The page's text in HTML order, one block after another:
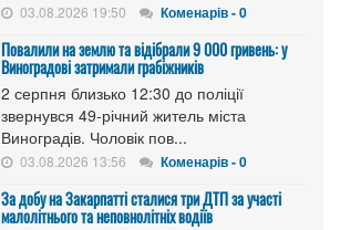
03.08.2026 19:50 Коменарів - 0
Повалили на землю та відібрали 9 000 гривень: у
Виноградові затримали грабіжників
2 серпня близько 12:30 до поліції
звернувся 49-річний житель міста
Виноградів. Чоловік пов...
03.08.2026 13:56 Коменарів - 0
За добу на Закарпатті сталися три ДТП за участі
малолітнього та неповнолітніх водіїв